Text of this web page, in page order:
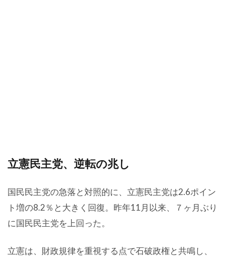
立憲民主党、逆転の兆し
国民民主党の急落と対照的に、立憲民主党は2.6ポイン
ト増の8.2％と大きく回復。昨年11月以来、７ヶ月ぶり
に国民民主党を上回った。
立憲は、財政規律を重視する点で石破政権と共鳴し、